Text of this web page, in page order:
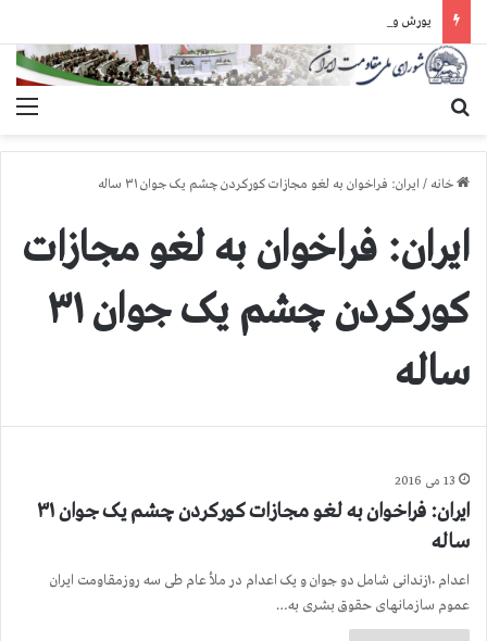
خانه / ایران: فراخوان به لغو مجازات کورکردن چشم یک جوان ۳۱ ساله
ایران: فراخوان به لغو مجازات
کورکردن چشم یک جوان ۳۱
ساله
13 می 2016
ایران: فراخوان به لغو مجازات کورکردن چشم یک جوان ۳۱
ساله
اعدام ۱۰زندانی شامل دو جوان و یک اعدام در ملأ عام طی سه روزمقاومت ایران
عموم سازمانهای حقوق بشری به…